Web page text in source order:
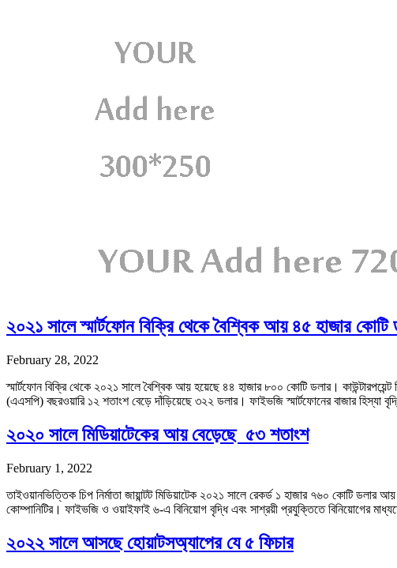
২০২১ সালে স্মার্টফোন বিক্রি থেকে বৈশ্বিক আয় ৪৫ হাজার কোটি
February 28, 2022
স্মার্টফোন বিক্রি থেকে ২০২১ সালে বৈশ্বিক আয় হয়েছে ৪৪ হাজার ৮০০ কোটি ডলার।
(এএসপি) বছরওয়ারি ১২ শতাংশ বেড়ে দাঁড়িয়েছে ৩২২ ডলার। ফাইভজি স্মার্টফোনের বাজার
২০২০ সালে মিডিয়াটেকের আয় বেড়েছে ৫৩ শতাংশ
February 1, 2022
তাইওয়ানভিত্তিক চিপ নির্মাতা জায়ান্টট মিডিয়াটেক ২০২১ সালে রেকর্ড ১ হাজার ৭৬০ কোটি
কোম্পানিটির। ফাইভজি ও ওয়াইফাই ৬-এ বিনিয়োগ বৃদ্ধি এবং সাশ্রয়ী প্রযুক্তিতে বিনিয়োগের
২০২২ সালে আসছে হোয়াটসঅ্যাপের যে ৫ ফিচার